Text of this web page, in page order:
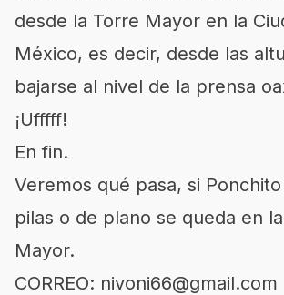
desde la Torre Mayor en la
México, es decir, desde las
bajarse al nivel de la prensa
¡Ufffff!
En fin.
Veremos qué pasa, si
pilas o de plano se queda en
Mayor.
CORREO: nivoni66@gmail.com